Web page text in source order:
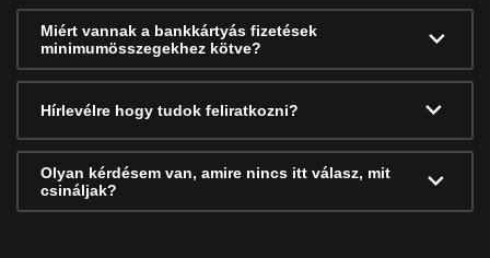
Miért vannak a bankkártyás fizetések
minimumösszegekhez kötve?
Hírlevélre hogy tudok feliratkozni?
Olyan kérdésem van, amire nincs itt válasz, mit
csináljak?